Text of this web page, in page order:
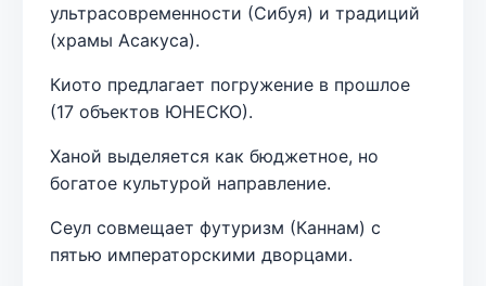
ультрасовременности (Сибуя) и традиций
(храмы Асакуса).
Киото предлагает погружение в прошлое
(17 объектов ЮНЕСКО).
Ханой выделяется как бюджетное, но
богатое культурой направление.
Сеул совмещает футуризм (Каннам) с
пятью императорскими дворцами.